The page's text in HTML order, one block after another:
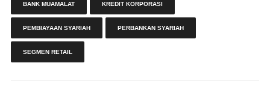
BANK MUAMALAT KREDIT KORPORASI
PEMBIAYAAN SYARIAH PERBANKAN SYARIAH
SEGMEN RETAIL